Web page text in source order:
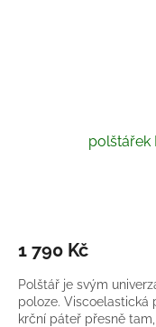
polštářek
1 790 Kč
Polštář je svým
poloze. Viscoelastická
krční páteř přesně